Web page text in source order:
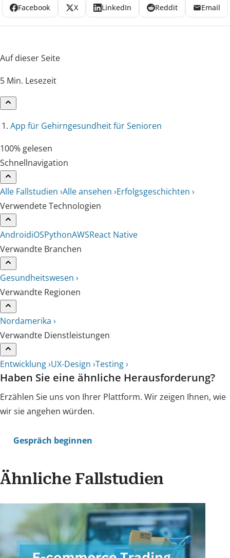
Facebook X LinkedIn Reddit Email
Auf dieser Seite
5 Min. Lesezeit
App für Gehirngesundheit für Senioren
100% gelesen
Schnellnavigation
Alle Fallstudien ›Alle ansehen ›Erfolgsgeschichten ›
Verwendete Technologien
AndroidiOSPythonAWSReact Native
Verwandte Branchen
Gesundheitswesen ›
Verwandte Regionen
Nordamerika ›
Verwandte Dienstleistungen
Entwicklung ›UX-Design ›Testing ›
Haben Sie eine ähnliche Herausforderung?
Erzählen Sie uns von Ihrer Plattform. Wir zeigen Ihnen, wie
wir sie angehen würden.
Gespräch beginnen
Ähnliche Fallstudien